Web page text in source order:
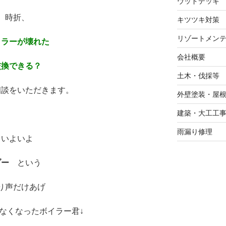
時折、
ーが壊れた
できる？
をいただきます。
いよいよ
ー という
声だけあげ
くなったボイラー君↓
キツツキ対策
リゾートメン
会社概要
土木・伐採等
外壁塗装・屋
建築・大工工事
雨漏り修理